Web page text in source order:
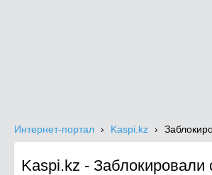
Интернет-портал Kaspi.kz
Kaspi.kz - Заблокировали